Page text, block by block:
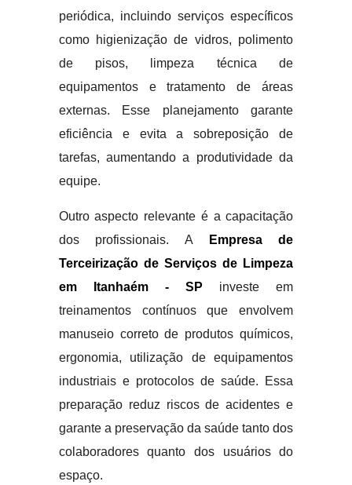
periódica, incluindo serviços específicos
como higienização de vidros, polimento
de pisos, limpeza técnica de
equipamentos e tratamento de áreas
externas. Esse planejamento garante
eficiência e evita a sobreposição de
tarefas, aumentando a produtividade da
equipe.
Outro aspecto relevante é a capacitação
dos profissionais. A
Empresa de
Terceirização de Serviços de Limpeza
em Itanhaém - SP investe em
treinamentos contínuos que envolvem
manuseio correto de produtos químicos,
ergonomia, utilização de equipamentos
industriais e protocolos de saúde. Essa
preparação reduz riscos de acidentes e
garante a preservação da saúde tanto dos
colaboradores quanto dos usuários do
espaço.